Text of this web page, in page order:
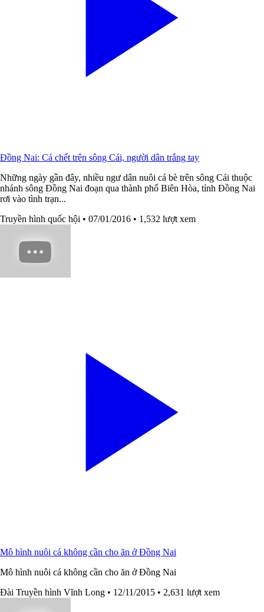
Đồng Nai: Cá chết trên sông Cái, người dân trắng tay
Những ngày gần đây, nhiều ngư dân nuôi cá bè trên sông Cái thuộc
nhánh sông Đồng Nai đoạn qua thành phố Biên Hòa, tỉnh Đồng Nai
rơi vào tình trạn...
Truyền hình quốc hội • 07/01/2016 • 1,532 lượt xem
Mô hình nuôi cá không cần cho ăn ở Đồng Nai
Mô hình nuôi cá không cần cho ăn ở Đồng Nai
Đài Truyền hình Vĩnh Long • 12/11/2015 • 2,631 lượt xem